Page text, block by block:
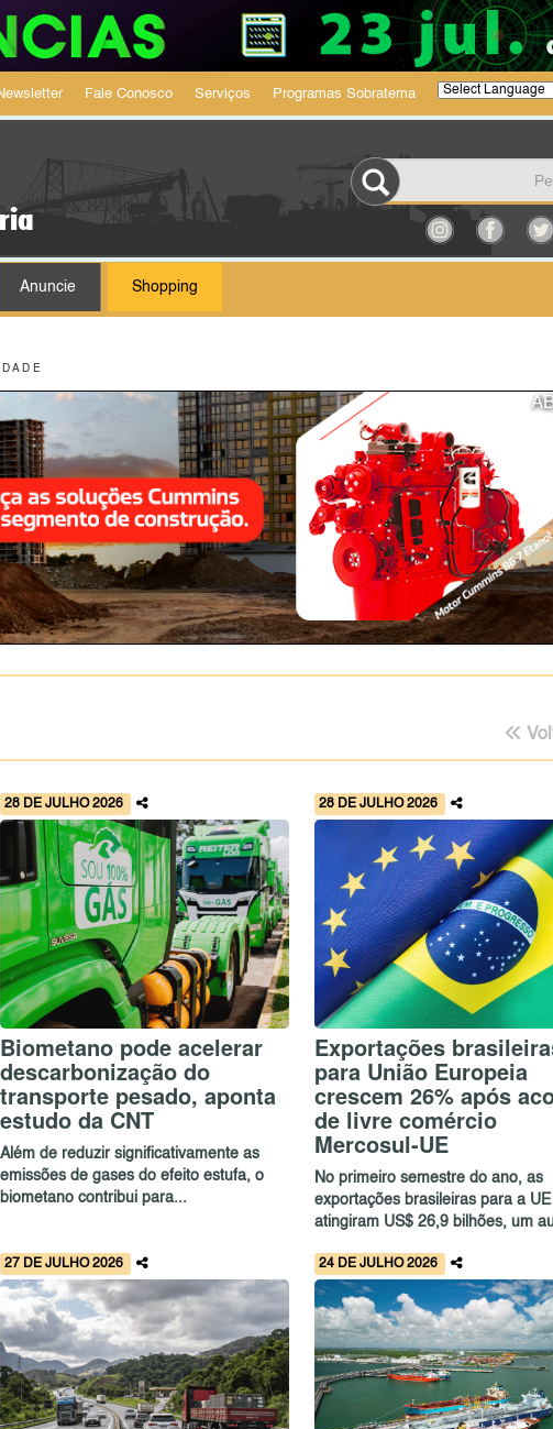
Fale Conosco Serviços Programas Sobratema
Anuncie Shopping
A D E
28 DE JULHO 2026
Biometano pode acelerar
descarbonização do
transporte pesado, aponta
estudo da CNT
Além de reduzir significativamente as
emissões de gases do efeito estufa, o
biometano contribui para...
28 DE JULHO 2026
Exportações
para União Europeia
crescem 26% após
de livre comércio
Mercosul-UE
No primeiro semestre do ano, as
exportações brasileiras para a UE
atingiram US$ 26,9 bilhões, um
27 DE JULHO 2026 24 DE JULHO 2026